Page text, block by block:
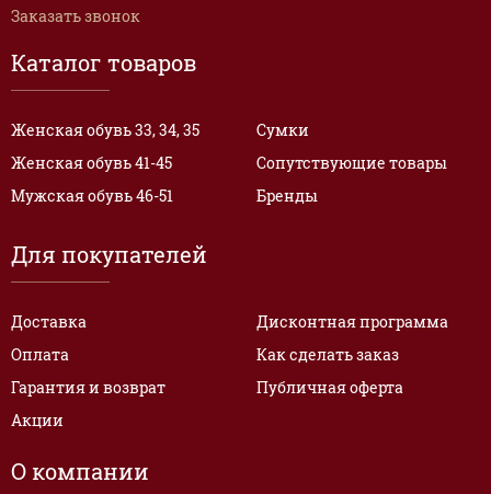
Каталог товаров
Женская обувь 33, 34, 35
Женская обувь 41-45
Мужская обувь 46-51
Сумки
Сопутствующие товары
Бренды
Для покупателей
Доставка
Оплата
Гарантия и возврат
Акции
Дисконтная программа
Как сделать заказ
Публичная оферта
О компании
Заказать звонок